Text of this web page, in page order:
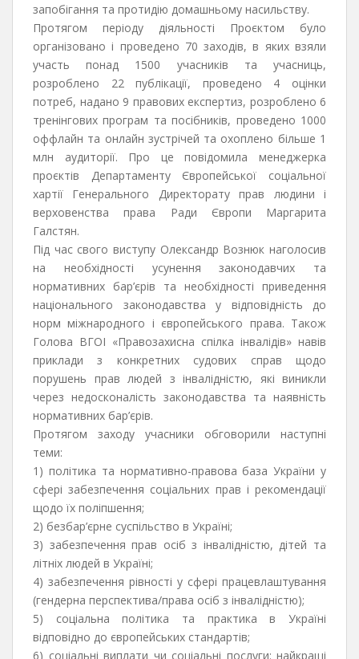
запобігання та протидію домашньому насильству.
Протягом періоду діяльності Проєктом було
організовано і проведено 70 заходів, в яких взяли
участь понад 1500 учасників та учасниць,
розроблено 22 публікації, проведено 4 оцінки
потреб, надано 9 правових експертиз, розроблено 6
тренінгових програм та посібників, проведено 1000
оффлайн та онлайн зустрічей та охоплено більше 1
млн аудиторії. Про це повідомила менеджерка
проєктів Департаменту Європейської соціальної
хартії Генерального Директорату прав людини і
верховенства права Ради Європи Маргарита
Галстян.
Під час свого виступу Олександр Вознюк наголосив
на необхідності усунення законодавчих та
нормативних бар’єрів та необхідності приведення
національного законодавства у відповідність до
норм міжнародного і європейського права. Також
Голова ВГОІ «Правозахисна спілка інвалідів» навів
приклади з конкретних судових справ щодо
порушень прав людей з інвалідністю, які виникли
через недосконалість законодавства та наявність
нормативних бар’єрів.
Протягом заходу учасники обговорили наступні
теми:
1) політика та нормативно-правова база України у
сфері забезпечення соціальних прав і рекомендації
щодо їх поліпшення;
2) безбар’єрне суспільство в Україні;
3) забезпечення прав осіб з інвалідністю, дітей та
літніх людей в Україні;
4) забезпечення рівності у сфері працевлаштування
(гендерна перспектива/права осіб з інвалідністю);
5) соціальна політика та практика в Україні
відповідно до європейських стандартів;
6) соціальні виплати чи соціальні послуги: найкращі